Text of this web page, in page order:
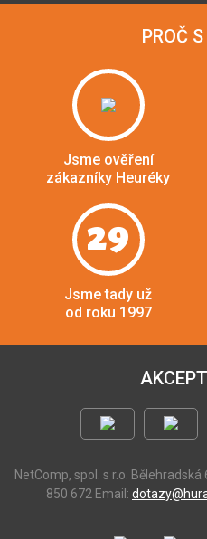
PROČ
Jsme ověření
zákazníky Heuréky
29
Jsme tady už
od roku 1997
NetComp, spol. s r.o. Bělehradská
850 672 Email: